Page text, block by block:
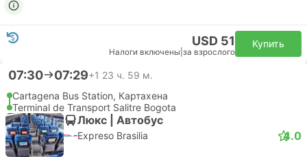
USD 51
Налоги включены за взрослого
Купить
07:30 07:29+1 23 ч. 59 м.
Cartagena Bus Station, Картахена
Terminal de Transport Salitre Bogota
Люкс | Автобус
Expreso Brasilia 4.0